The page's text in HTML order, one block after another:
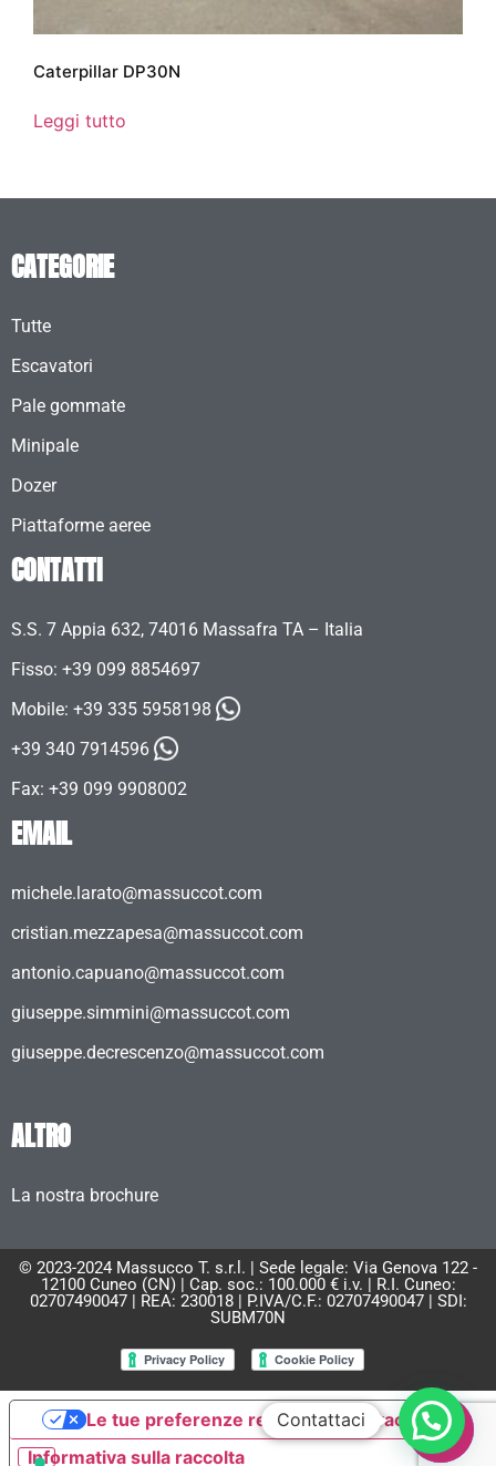
Caterpillar DP30N
Leggi tutto
CATEGORIE
Tutte
Escavatori
Pale gommate
Minipale
Dozer
Piattaforme aeree
CONTATTI
S.S. 7 Appia 632, 74016 Massafra TA – Italia
Fisso: +39 099 8854697
Mobile: +39 335 5958198
+39 340 7914596
Fax: +39 099 9908002
EMAIL
michele.larato@massuccot.com
cristian.mezzapesa@massuccot.com
antonio.capuano@massuccot.com
giuseppe.simmini@massuccot.com
giuseppe.decrescenzo@massuccot.com
ALTRO
La nostra brochure
© 2023-2024 Massucco T. s.r.l. | Sede legale: Via Genova 122 -
12100 Cuneo (CN) | Cap. soc.: 100.000 € i.v. | R.I. Cuneo:
02707490047 | REA: 230018 | P.IVA/C.F.: 02707490047 | SDI:
SUBM70N
Contattaci
Informativa sulla raccolta
Le tue preferenze relative alla privacy